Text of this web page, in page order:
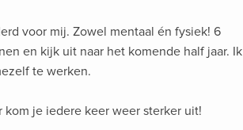
voor mij. Zowel mentaal én fysiek! 6
en kijk uit naar het komende half jaar. Ik
te werken.
kom je iedere keer weer sterker uit!